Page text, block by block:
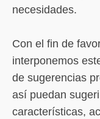
necesidades.
Con el fin de
interponemos
de sugerencias
así puedan
características,